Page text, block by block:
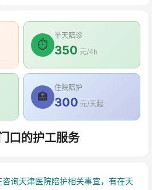
⏱
半天陪诊
350 元/4h
🏥
住院陪护
300 元/天起
口的护工服务
天津医院陪护相关事宜，有在天